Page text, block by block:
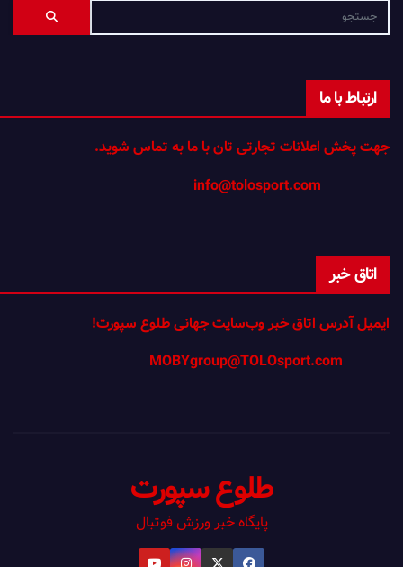
ارتباط با ما
جهت پخش اعلانات تجارتی تان با ما به تماس شوید.
اتاق خبر
ایمیل آدرس اتاق خبر وب‌سایت جهانی طلوع سپورت!
طلوع سپورت
پایگاه خبر ورزش فوتبال